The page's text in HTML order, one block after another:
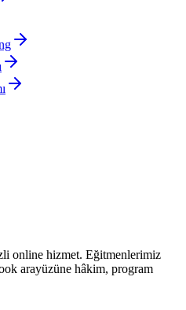
online hizmet. Eğitmenlerimiz
arayüzüne hâkim, program